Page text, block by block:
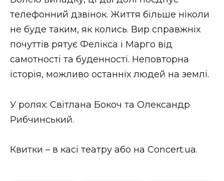
телефонний дзвінок. Життя більше ніколи
не буде таким, як колись. Вир справжніх
почуттів рятує Фелікса і Марго від
самотності та буденності. Неповторна
історія, можливо останніх людей на землі.
У ролях: Світлана Бокоч та Олександр
Рибчинський.
Квитки – в касі театру або на Concert.ua.